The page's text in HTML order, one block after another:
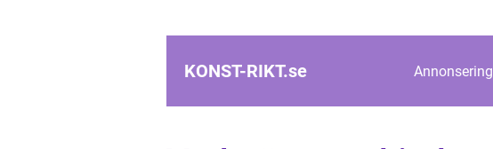
KONST-RIKT.se Annonsering